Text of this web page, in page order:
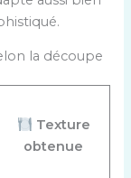
la découpe
Texture
obtenue